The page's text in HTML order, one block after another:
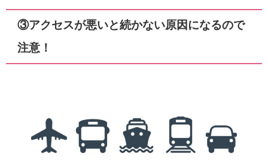
③アクセスが悪いと続かない原因になるので
注意！